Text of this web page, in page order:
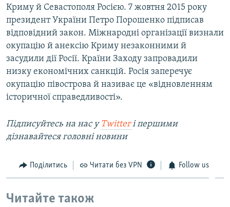
Криму й Севастополя Росією. 7 жовтня 2015 року
президент України Петро Порошенко підписав
відповідний закон. Міжнародні організації визнали
окупацію й анексію Криму незаконними й
засудили дії Росії. Країни Заходу запровадили
низку економічних санкцій. Росія заперечує
окупацію півострова й називає це «відновленням
історичної справедливості».
Підписуйтесь на наc у Twitterі першими
дізнавайтеся головні новини
Поділитись Читати без VPN Follow us
Читайте також